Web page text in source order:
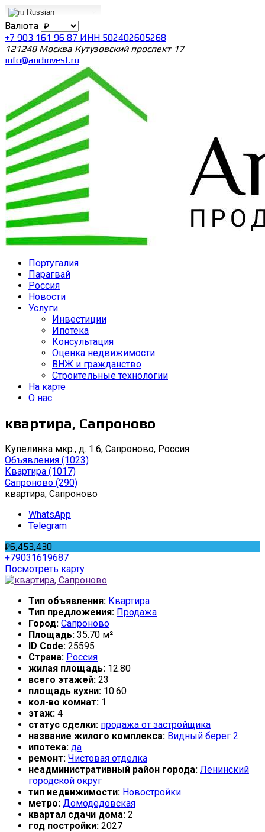
Russian
Валюта
+7 903 161 96 87 ИНН 502402605268
121248 Москва Кутузовский проспект 17
info@andinvest.ru
Португалия
Парагвай
Россия
Новости
Услуги
Инвестиции
Ипотека
Консультация
Оценка недвижимости
ВНЖ и гражданство
Строительные технологии
На карте
О нас
квартира, Сапроново
Купелинка мкр., д. 1.6, Сапроново, Россия
Объявления (1023)
Квартира (1017)
Сапроново (290)
квартира, Сапроново
WhatsApp
Telegram
₽6,453,430
+79031619687
Посмотреть карту
Тип объявления: Квартира
Тип предложения: Продажа
Город: Сапроново
Площадь: 35.70 м²
ID Code: 25595
Страна: Россия
жилая площадь: 12.80
всего этажей: 23
площадь кухни: 10.60
кол-во комнат: 1
этаж: 4
статус сделки: продажа от застройщика
название жилого комплекса: Видный берег 2
ипотека: да
ремонт: Чистовая отделка
неадминистративный район города: Ленинский
городской округ
тип недвижимости: Новостройки
метро: Домодедовская
квартал сдачи дома: 2
год постройки: 2027